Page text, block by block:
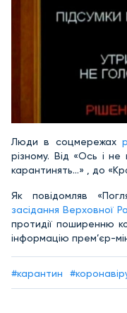
Люди в соцмережах
різному. Від «Ось і
карантинять...» , до
Як повідомляв
засідання Верховної
протидії поширенню
інформацію прем’єр-
#карантин